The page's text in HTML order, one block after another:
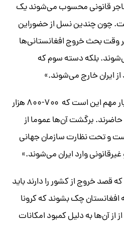
قانونی محسوب می‌شوند یک
چون چندین نسل از حضوراین
وقت بحث خروج افغانستانی‌ها
بلکه دسته سوم که
ایران خارج می‌شوند.»
او می‌گوید: «یک مسئله بسیار مهم این است که ۷۰۰-۸۰۰ هزار
حاضرند. برگشت آن‌ها عموما از
و تحت نظارت سازمان جهانی
وارد ایران می‌شوند.»
قصد خروج از کشور را دارند باید
افغانستان چک بشوند که کرونا
از آن‌ها به دلیل کمبود امکانات